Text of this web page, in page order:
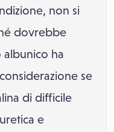
non si
dovrebbe
albunico ha
se
di difficile
e